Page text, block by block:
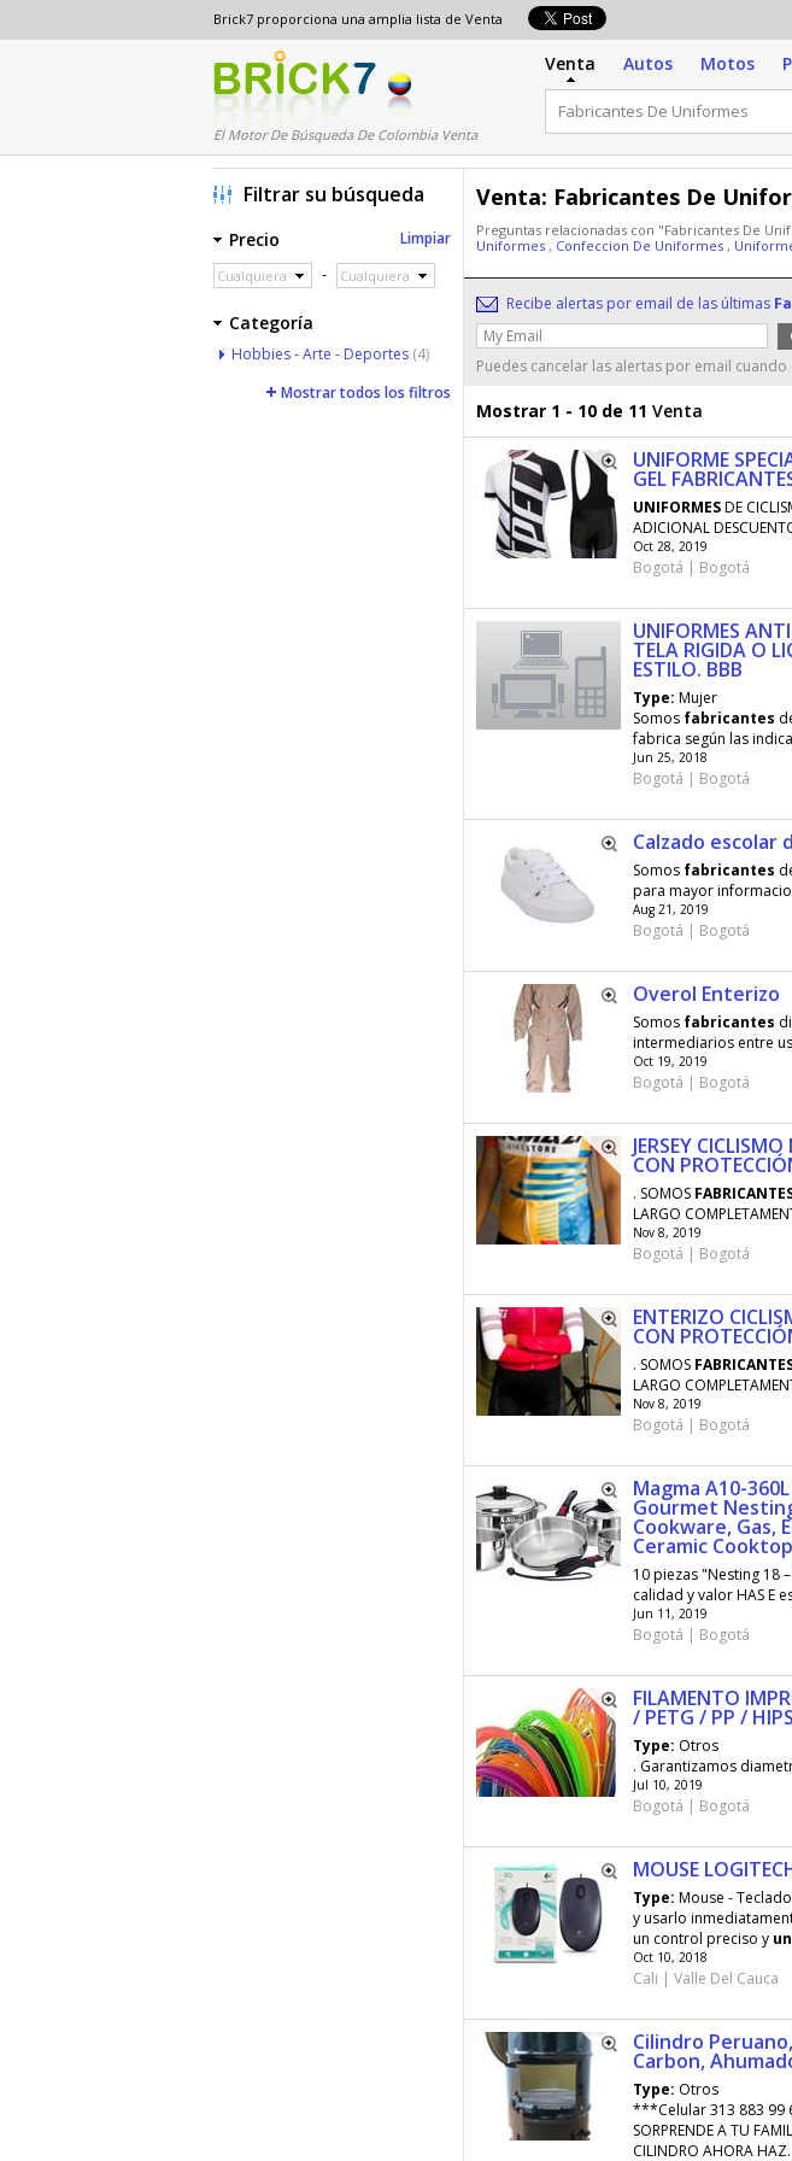
Brick7 proporciona una amplia lista de Venta
El Motor De Búsqueda De Colombia Venta
Venta Autos Motos
Venta: Fabricantes De
Preguntas relacionadas con "Fabricantes De
Uniformes , Confeccion De Uniformes ,
Recibe alertas por email de las últimas
Puedes cancelar las alertas por email cuando
Mostrar 1 - 10 de 11 Venta
UNIFORME
GEL
UNIFORMESDE
ADICIONAL
Oct 28, 2019
Bogotá | Bogotá
UNIFORMES
TELA RIGIDA O
ESTILO. BBB
Type: Mujer
Somos fabricantes
fabrica según las
Jun 25, 2018
Bogotá | Bogotá
Calzado escolar
Somos fabricantes
para mayor
Aug 21, 2019
Bogotá | Bogotá
Overol Enterizo
Somos fabricantes
intermediarios entre
Oct 19, 2019
Bogotá | Bogotá
JERSEY
CON
. SOMOS
LARGO
Nov 8, 2019
Bogotá | Bogotá
ENTERIZO
CON
. SOMOS
LARGO
Nov 8, 2019
Bogotá | Bogotá
Magma A10-
Gourmet
Cookware, Gas,
Ceramic
10 piezas "Nesting 18
calidad y valor HAS E
Jun 11, 2019
Bogotá | Bogotá
FILAMENTO
/ PETG / PP /
Type: Otros
. Garantizamos
Jul 10, 2019
Bogotá | Bogotá
MOUSE
Type: Mouse -
y usarlo
un control preciso y
Oct 10, 2018
Cali | Valle Del Cauca
Cilindro
Carbon,
Type: Otros
***Celular 313 883 99
SORPRENDE A TU
CILINDRO AHORA
Filtrar su búsqueda
Precio Limpiar
Cualquiera - Cualquiera
Categoría
Hobbies - Arte - Deportes (4)
Mostrar todos los filtros